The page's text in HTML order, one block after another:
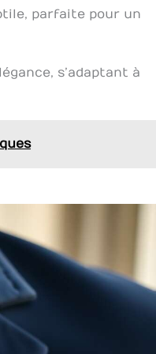
parfaite pour un
s’adaptant à